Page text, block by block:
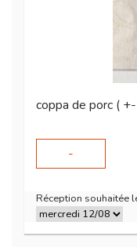
coppa de porc (
-
Réception souhaitée